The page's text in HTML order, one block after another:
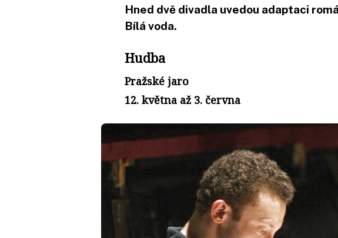
Hned dvě divadla uvedou adaptaci
Bílá voda.
Hudba
Pražské jaro
12. května až 3. června